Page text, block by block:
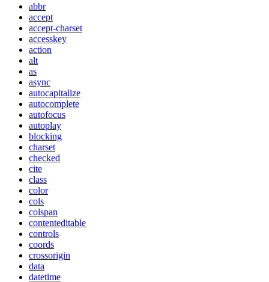
abbr
accept
accept-charset
accesskey
action
alt
as
async
autocapitalize
autocomplete
autofocus
autoplay
blocking
charset
checked
cite
class
color
cols
colspan
contenteditable
controls
coords
crossorigin
data
datetime